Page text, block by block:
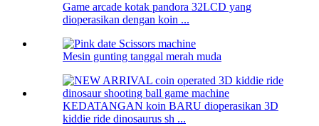
Game arcade kotak pandora 32LCD yang
dioperasikan dengan koin ...
Mesin gunting tanggal merah muda
KEDATANGAN koin BARU dioperasikan 3D
kiddie ride dinosaurus sh ...